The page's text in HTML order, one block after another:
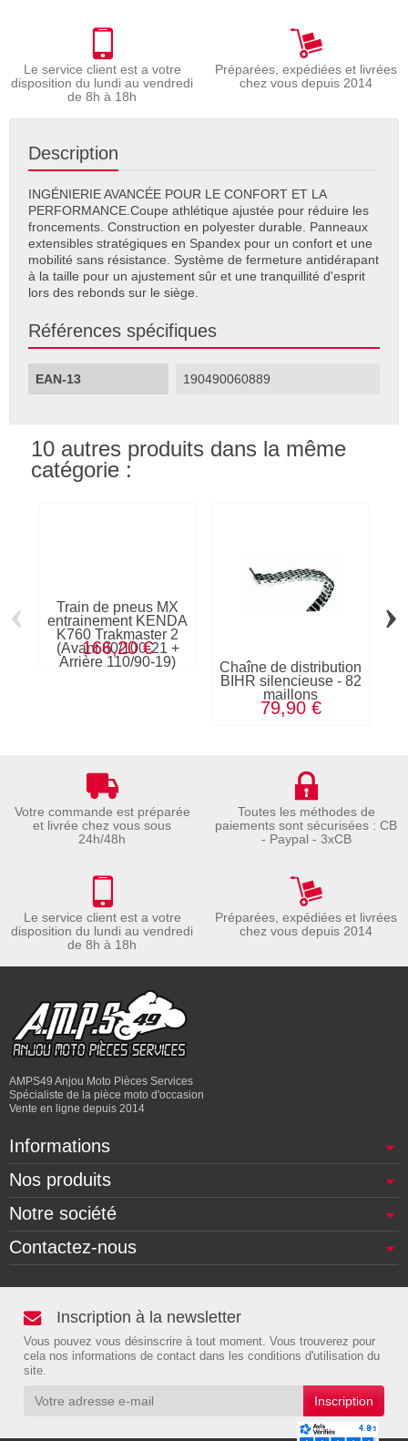
Le service client est a votre
disposition du lundi au vendredi
de 8h à 18h
Préparées, expédiées et livrées
chez vous depuis 2014
Description
INGÉNIERIE AVANCÉE POUR LE CONFORT ET LA
PERFORMANCE.Coupe athlétique ajustée pour réduire les
froncements. Construction en polyester durable. Panneaux
extensibles stratégiques en Spandex pour un confort et une
mobilité sans résistance. Système de fermeture antidérapant
à la taille pour un ajustement sûr et une tranquillité d'esprit
lors des rebonds sur le siège.
Références spécifiques
EAN-13 190490060889
10 autres produits dans la même
catégorie :
Train de pneus MX
entrainement KENDA
K760 Trakmaster 2
(Avant 80/100-21 +
Arrière 110/90-19)
166,20 €
Chaîne de distribution
BIHR silencieuse - 82
maillons
79,90 €
‹ ›
Votre commande est préparée
et livrée chez vous sous
24h/48h
Toutes les méthodes de
paiements sont sécurisées : CB
- Paypal - 3xCB
Le service client est a votre
disposition du lundi au vendredi
de 8h à 18h
Préparées, expédiées et livrées
chez vous depuis 2014
AMPS49 Anjou Moto Pièces Services
Spécialiste de la pièce moto d'occasion
Vente en ligne depuis 2014
Informations
Nos produits
Notre société
Contactez-nous
Inscription à la newsletter
Vous pouvez vous désinscrire à tout moment. Vous trouverez pour
cela nos informations de contact dans les conditions d'utilisation du
site.